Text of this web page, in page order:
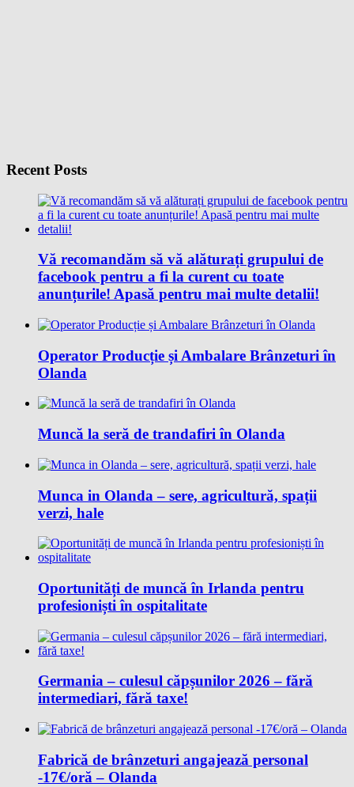
Recent Posts
Vă recomandăm să vă alăturați grupului de
facebook pentru a fi la curent cu toate
anunțurile! Apasă pentru mai multe detalii!
Operator Producție și Ambalare Brânzeturi în
Olanda
Muncă la seră de trandafiri în Olanda
Munca in Olanda – sere, agricultură, spații
verzi, hale
Oportunități de muncă în Irlanda pentru
profesioniști în ospitalitate
Germania – culesul căpșunilor 2026 – fără
intermediari, fără taxe!
Fabrică de brânzeturi angajează personal
-17€/oră – Olanda